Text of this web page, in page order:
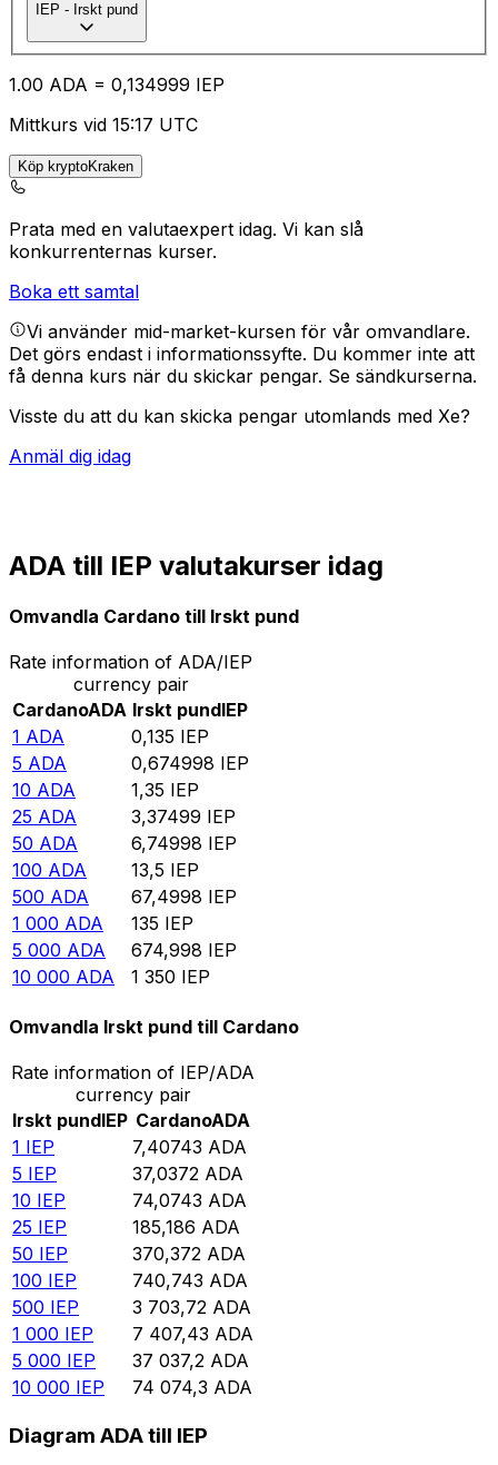
IEP - Irskt pund
1.00 ADA = 0,134999 IEP
Mittkurs vid 15:17 UTC
Köp kryptoKraken
Prata med en valutaexpert idag. Vi kan slå
konkurrenternas kurser.
Boka ett samtal
Vi använder mid-market-kursen för vår omvandlare.
Det görs endast i informationssyfte. Du kommer inte att
få denna kurs när du skickar pengar. Se sändkurserna.
Visste du att du kan skicka pengar utomlands med Xe?
Anmäl dig idag
ADA till IEP valutakurser idag
Omvandla Cardano till Irskt pund
Rate information of ADA/IEP
currency pair
CardanoADA Irskt pundIEP
1 ADA 0,135 IEP
5 ADA 0,674998 IEP
10 ADA 1,35 IEP
25 ADA 3,37499 IEP
50 ADA 6,74998 IEP
100 ADA 13,5 IEP
500 ADA 67,4998 IEP
1 000 ADA 135 IEP
5 000 ADA 674,998 IEP
10 000 ADA 1 350 IEP
Omvandla Irskt pund till Cardano
Rate information of IEP/ADA
currency pair
Irskt pundIEP CardanoADA
1 IEP 7,40743 ADA
5 IEP 37,0372 ADA
10 IEP 74,0743 ADA
25 IEP 185,186 ADA
50 IEP 370,372 ADA
100 IEP 740,743 ADA
500 IEP 3 703,72 ADA
1 000 IEP 7 407,43 ADA
5 000 IEP 37 037,2 ADA
10 000 IEP 74 074,3 ADA
Diagram ADA till IEP